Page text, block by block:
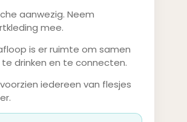
aanwezig. Neem
mee.
is er ruimte om samen
drinken en te connecten.
iedereen van flesjes